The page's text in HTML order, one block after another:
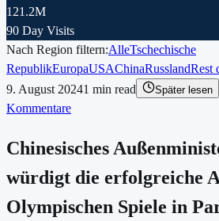
121.2M
90 Day Visits
Nach Region filtern:AlleTschechische
RepublikEuropaUSAChinaRusslandRest
9. August 20241 min read Später lesen
Kommentare
Chinesisches
würdigt die erfolgreiche
Olympischen Spiele in